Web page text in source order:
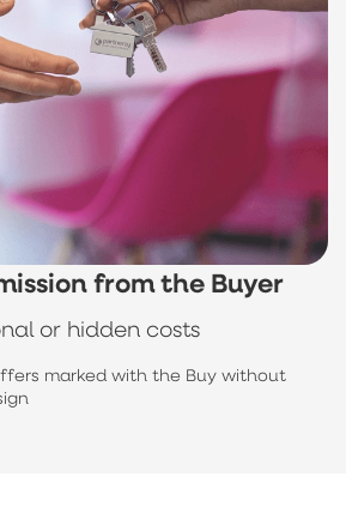
from the Buyer
or hidden costs
marked with the Buy without